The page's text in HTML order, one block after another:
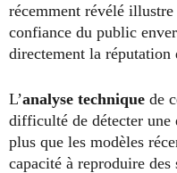
récemment révélé illustre
confiance du public
directement la
L’analyse technique de
difficulté de détecter une
plus que les modèles
capacité à reproduire